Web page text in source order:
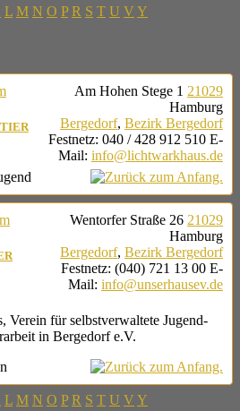
L M N O P R S T U V Y
Am Hohen Stege 1 21029
Hamburg
Bergedorf, Bezirk Bergedorf
Festnetz: 040 / 428 912 510 E-
Mail: info@lichtwarkhaus.de
Wentorfer Straße 26 21029
Hamburg
Bergedorf, Bezirk Bergedorf
Festnetz: (040) 721 13 00 E-
Mail: info@unserhausev.de
Verein für selbstverwaltete Jugend-
in Bergedorf e.V.
L M N O P R S T U V Y